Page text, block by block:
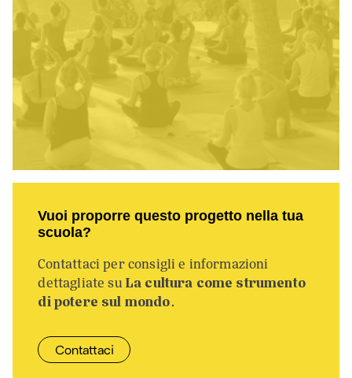
Vuoi proporre questo progetto nella tua
scuola?
Contattaci per consigli e informazioni
dettagliate su La cultura come strumento
di potere sul mondo.
Contattaci